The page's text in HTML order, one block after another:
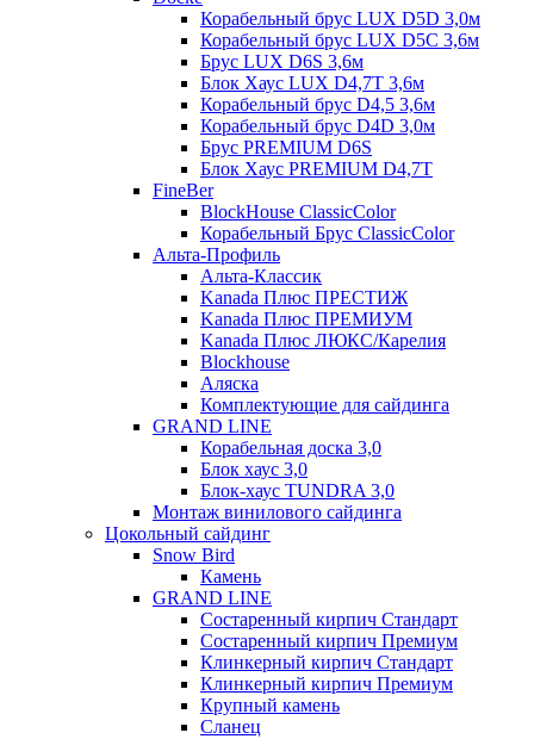
Корабельный брус LUX D5D 3,0м
Корабельный брус LUX D5C 3,6м
Брус LUX D6S 3,6м
Блок Хаус LUX D4,7T 3,6м
Корабельный брус D4,5 3,6м
Корабельный брус D4D 3,0м
Брус PREMIUM D6S
Блок Хаус PREMIUM D4,7T
FineBer
BlockHouse ClassicColor
Корабельный Брус ClassicColor
Альта-Профиль
Альта-Классик
Kanada Плюс ПРЕСТИЖ
Kanada Плюс ПРЕМИУМ
Kanada Плюс ЛЮКС/Карелия
Blockhouse
Аляска
Комплектующие для сайдинга
GRAND LINE
Корабельная доска 3,0
Блок хаус 3,0
Блок-хаус TUNDRA 3,0
Монтаж винилового сайдинга
Цокольный сайдинг
Snow Bird
Камень
GRAND LINE
Состаренный кирпич Стандарт
Состаренный кирпич Премиум
Клинкерный кирпич Стандарт
Клинкерный кирпич Премиум
Крупный камень
Сланец